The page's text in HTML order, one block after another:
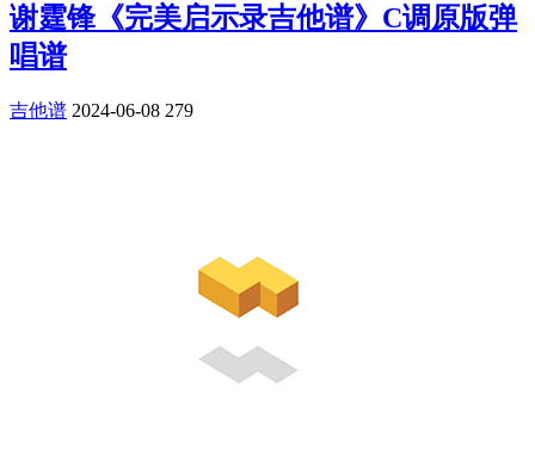
谢霆锋《完美启示录吉他谱》C调原版弹
唱谱
吉他谱 2024-06-08 279